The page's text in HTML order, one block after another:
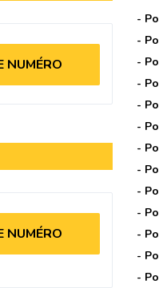
NUMÉRO
NUMÉRO
-
-
-
-
-
-
-
-
-
-
-
-
-